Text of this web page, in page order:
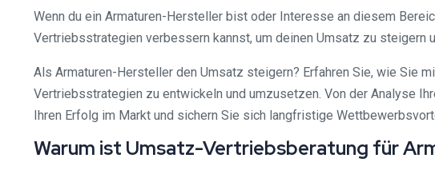
Wenn du ein Armaturen-Hersteller bist oder Interesse an diesem
Vertriebsstrategien verbessern kannst, um deinen Umsatz zu steigern
Als Armaturen-Hersteller den Umsatz steigern? Erfahren Sie, wie Sie
Vertriebsstrategien zu entwickeln und umzusetzen. Von der Analyse
Ihren Erfolg im Markt und sichern Sie sich langfristige
Warum ist Umsatz-Vertriebsberatung für